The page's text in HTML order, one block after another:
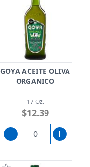
GOYA ACEITE OLIVA
ORGANICO
17 Oz.
$12.39